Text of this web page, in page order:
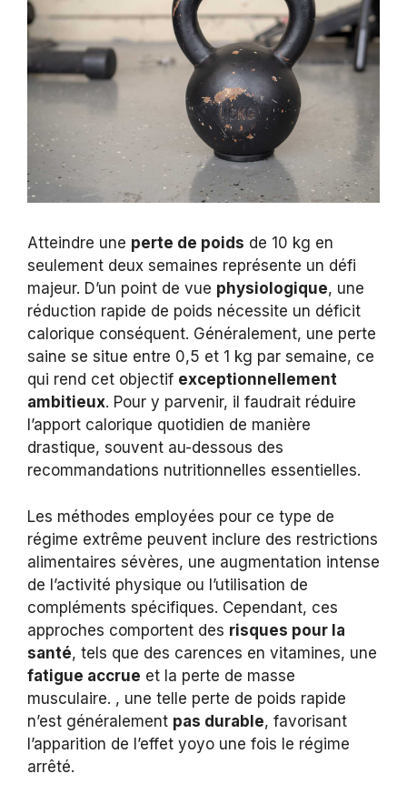
Atteindre une perte de poids de 10 kg en
seulement deux semaines représente un défi
majeur. D’un point de vue physiologique, une
réduction rapide de poids nécessite un déficit
calorique conséquent. Généralement, une perte
saine se situe entre 0,5 et 1 kg par semaine, ce
qui rend cet objectif exceptionnellement
ambitieux. Pour y parvenir, il faudrait réduire
l’apport calorique quotidien de manière
drastique, souvent au-dessous des
recommandations nutritionnelles essentielles.
Les méthodes employées pour ce type de
régime extrême peuvent inclure des restrictions
alimentaires sévères, une augmentation intense
de l’activité physique ou l’utilisation de
compléments spécifiques. Cependant, ces
approches comportent des risques pour la
santé, tels que des carences en vitamines, une
fatigue accrue et la perte de masse
musculaire. , une telle perte de poids rapide
n’est généralement pas durable, favorisant
l’apparition de l’effet yoyo une fois le régime
arrêté.